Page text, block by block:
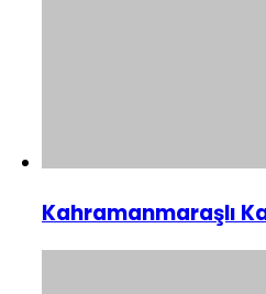
Kahramanmaraşlı